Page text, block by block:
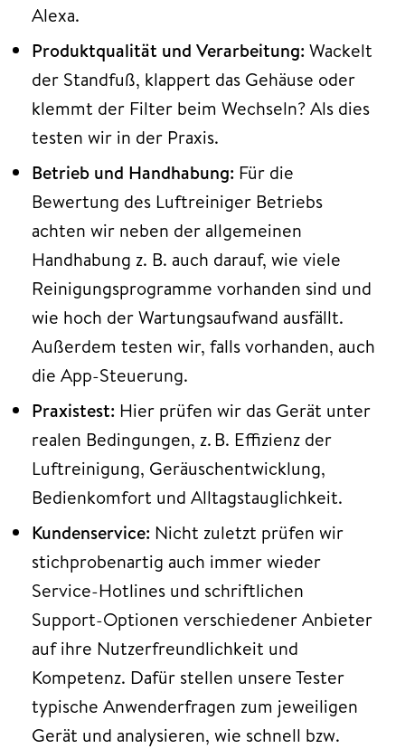
Alexa.
Produktqualität und Verarbeitung: Wackelt
der Standfuß, klappert das Gehäuse oder
klemmt der Filter beim Wechseln? Als dies
testen wir in der Praxis.
Betrieb und Handhabung: Für die
Bewertung des Luftreiniger Betriebs
achten wir neben der allgemeinen
Handhabung z. B. auch darauf, wie viele
Reinigungsprogramme vorhanden sind und
wie hoch der Wartungsaufwand ausfällt.
Außerdem testen wir, falls vorhanden, auch
die App-Steuerung.
Praxistest: Hier prüfen wir das Gerät unter
realen Bedingungen, z. B. Effizienz der
Luftreinigung, Geräuschentwicklung,
Bedienkomfort und Alltagstauglichkeit.
Kundenservice: Nicht zuletzt prüfen wir
stichprobenartig auch immer wieder
Service-Hotlines und schriftlichen
Support-Optionen verschiedener Anbieter
auf ihre Nutzerfreundlichkeit und
Kompetenz. Dafür stellen unsere Tester
typische Anwenderfragen zum jeweiligen
Gerät und analysieren, wie schnell bzw.